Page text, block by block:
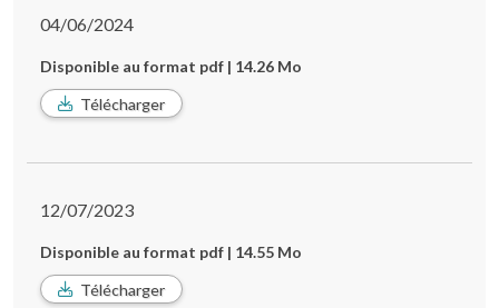
04/06/2024
Disponible au format pdf | 14.26 Mo
Télécharger
12/07/2023
Disponible au format pdf | 14.55 Mo
Télécharger